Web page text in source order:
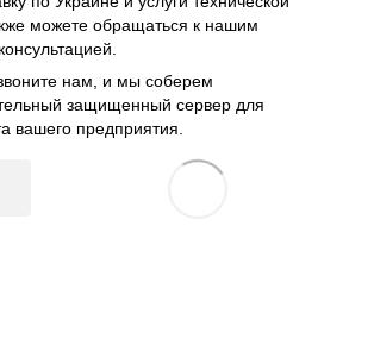
можете обращаться к нашим
нам, и мы соберем
защищенный сервер для
вашего предприятия.